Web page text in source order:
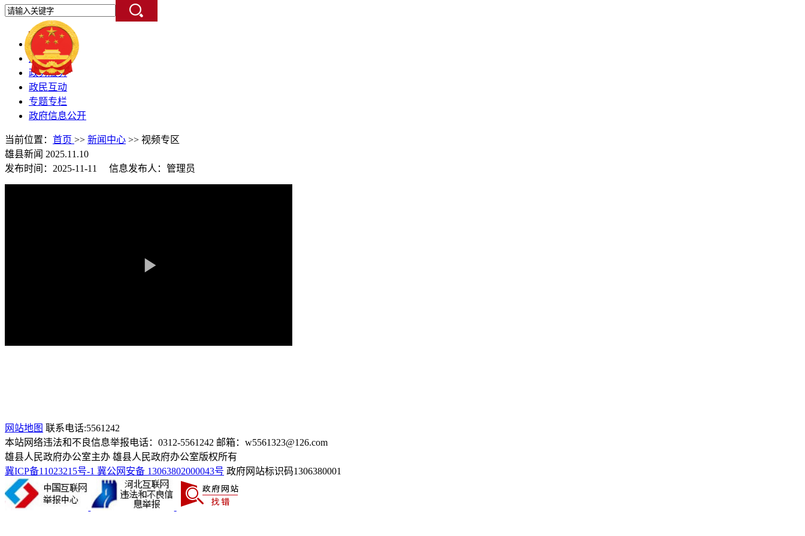
首 页
走进雄县
政务服务
政民互动
专题专栏
政府信息公开
当前位置： 首页 >> 新闻中心 >> 视频专区
雄县新闻 2025.11.10
发布时间：2025-11-11 信息发布人：管理员
网站地图 联系电话:5561242
本站网络违法和不良信息举报电话：0312-5561242 邮箱：w5561323@126.com
雄县人民政府办公室主办 雄县人民政府办公室版权所有
冀ICP备11023215号-1 冀公网安备 13063802000043号 政府网站标识码1306380001